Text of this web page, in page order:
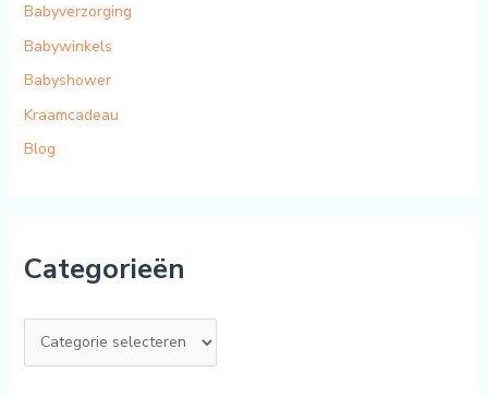
Babyverzorging
Babywinkels
Babyshower
Kraamcadeau
Blog
Categorieën